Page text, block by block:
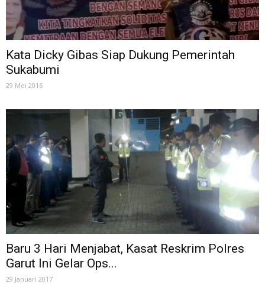
Kata Dicky Gibas Siap Dukung Pemerintah
Sukabumi
29 Mei 2016
Baru 3 Hari Menjabat, Kasat Reskrim Polres
Garut Ini Gelar Ops...
29 Januari 2017